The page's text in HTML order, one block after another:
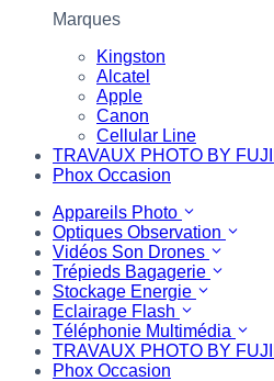
Marques
Kingston
Alcatel
Apple
Canon
Cellular Line
TRAVAUX PHOTO BY
Phox Occasion
Appareils Photo
Optiques Observation
Vidéos Son Drones
Trépieds Bagagerie
Stockage Energie
Eclairage Flash
Téléphonie Multimédia
TRAVAUX PHOTO BY
Phox Occasion